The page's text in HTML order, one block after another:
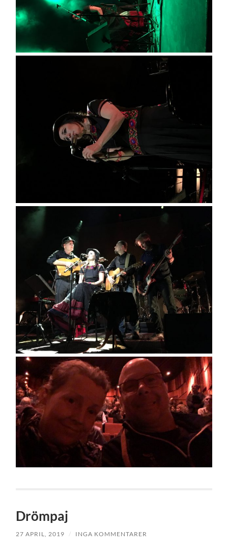
Drömpaj
27 APRIL, 2019 / INGA KOMMENTARER